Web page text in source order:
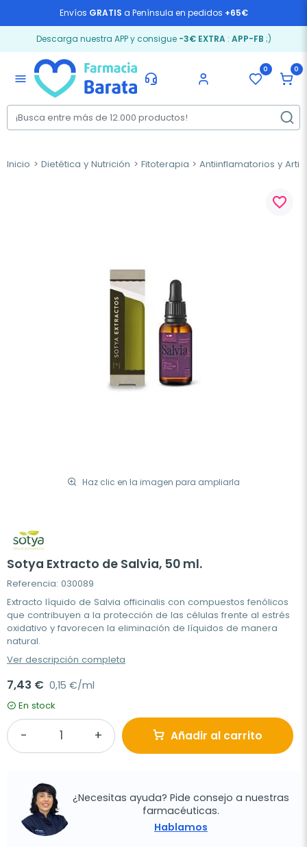
Envíos GRATIS a Península en pedidos +65€
Descarga nuestra APP y consigue -3€ EXTRA: APP-FB ;)
menu
0 0
Inicio Dietética y Nutrición Fitoterapia Antiinflamatorios y
Haz clic en la imagen para ampliarla
favorite_border
Sotya Extracto de Salvia, 50 ml.
Referencia: 030089
Extracto líquido de Salvia officinalis con compuestos fenólicos
que contribuyen a la protección de las células frente al estrés
oxidativo y favorecen la eliminación de líquidos de manera
natural.
Ver descripción completa
7,43 € 0,15 €/ml
En stock
Añadir al carrito
¿Necesitas ayuda? Pide consejo a nuestras
farmacéuticas.
Hablamos